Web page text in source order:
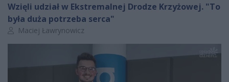
Wzięli udział w Ekstremalnej Drodze Krzyżowej. "To
była duża potrzeba serca"
Autor artykułu:
Maciej Ławrynowicz